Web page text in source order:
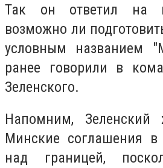
Так он ответил на
возможно ли
условным названием
ранее говорили в
Зеленского.
Напомним, Зеленский
Минские соглашения в
над границей,